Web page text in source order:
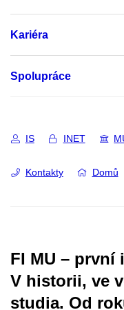
Kariéra
Spolupráce
IS INET
Kontakty Domů
FI MU – první
V historii, ve
studia. Od